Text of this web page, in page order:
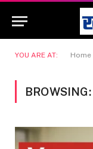
YOU ARE AT: Home
BROWSING: